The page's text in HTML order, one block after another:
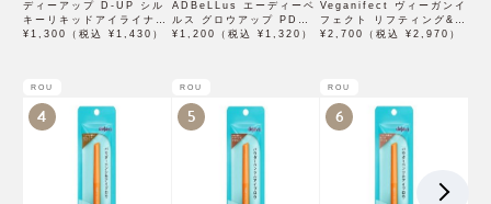
ディーアップ D-UP シル
キーリキッドアイライナー
WP ブラウンブラック
¥1,300（税込 ¥1,430）
ADBeLLus エーディーベ
ルス グロウアップ PDRN
ローション 500mL
¥1,200（税込 ¥1,320）
Veganifect ヴィーガンイ
フェクト リフティング&バ
ランシング フィグチェス
¥2,700（税込 ¥2,970）
ROU
4
ROU
5
ROU
6